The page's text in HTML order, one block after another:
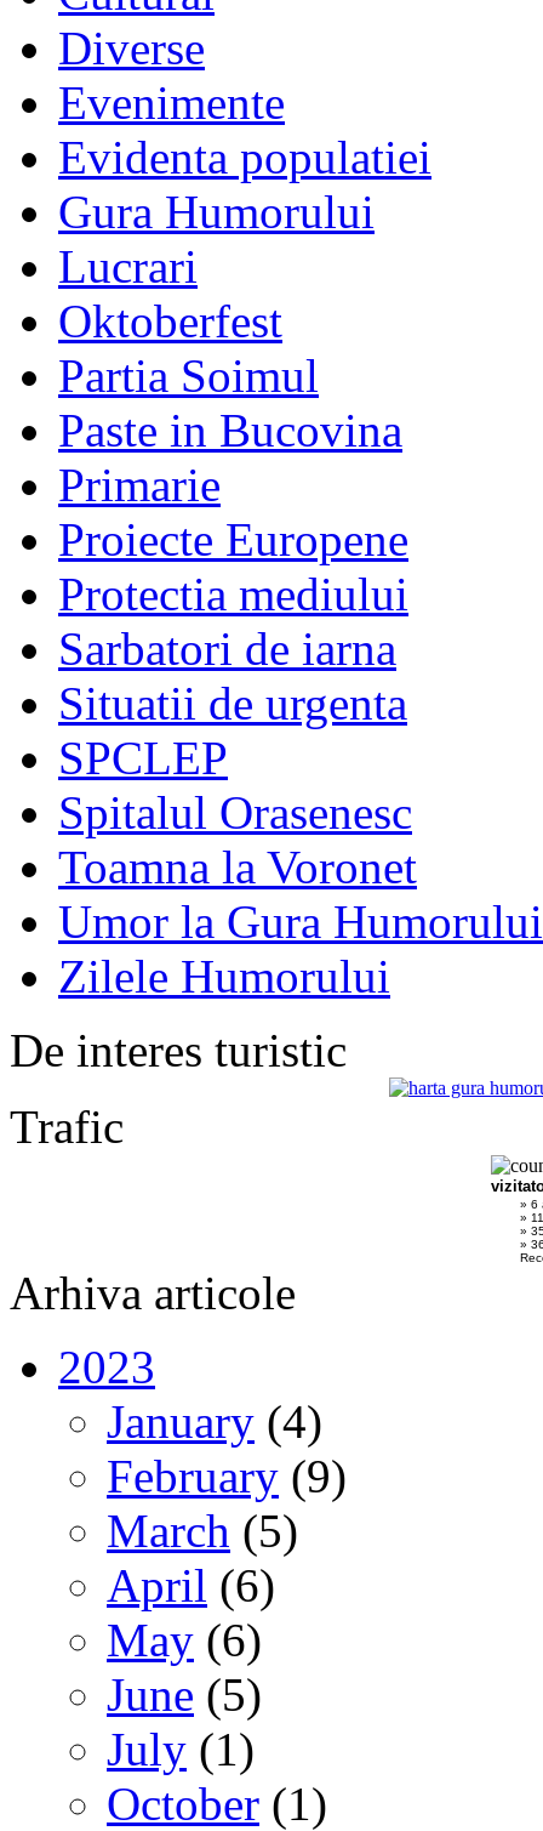
Diverse
Evenimente
Evidenta populatiei
Gura Humorului
Lucrari
Oktoberfest
Partia Soimul
Paste in Bucovina
Primarie
Proiecte Europene
Protectia mediului
Sarbatori de iarna
Situatii de urgenta
SPCLEP
Spitalul Orasenesc
Toamna la Voronet
Umor la Gura Humorului
Zilele Humorului
De interes turistic
Trafic
» 6
»
»
»
Arhiva articole
2023
January (4)
February (9)
March (5)
April (6)
May (6)
June (5)
July (1)
October (1)